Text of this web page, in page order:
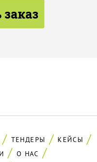
ТЕНДЕРЫ
КЕЙСЫ
О НАС